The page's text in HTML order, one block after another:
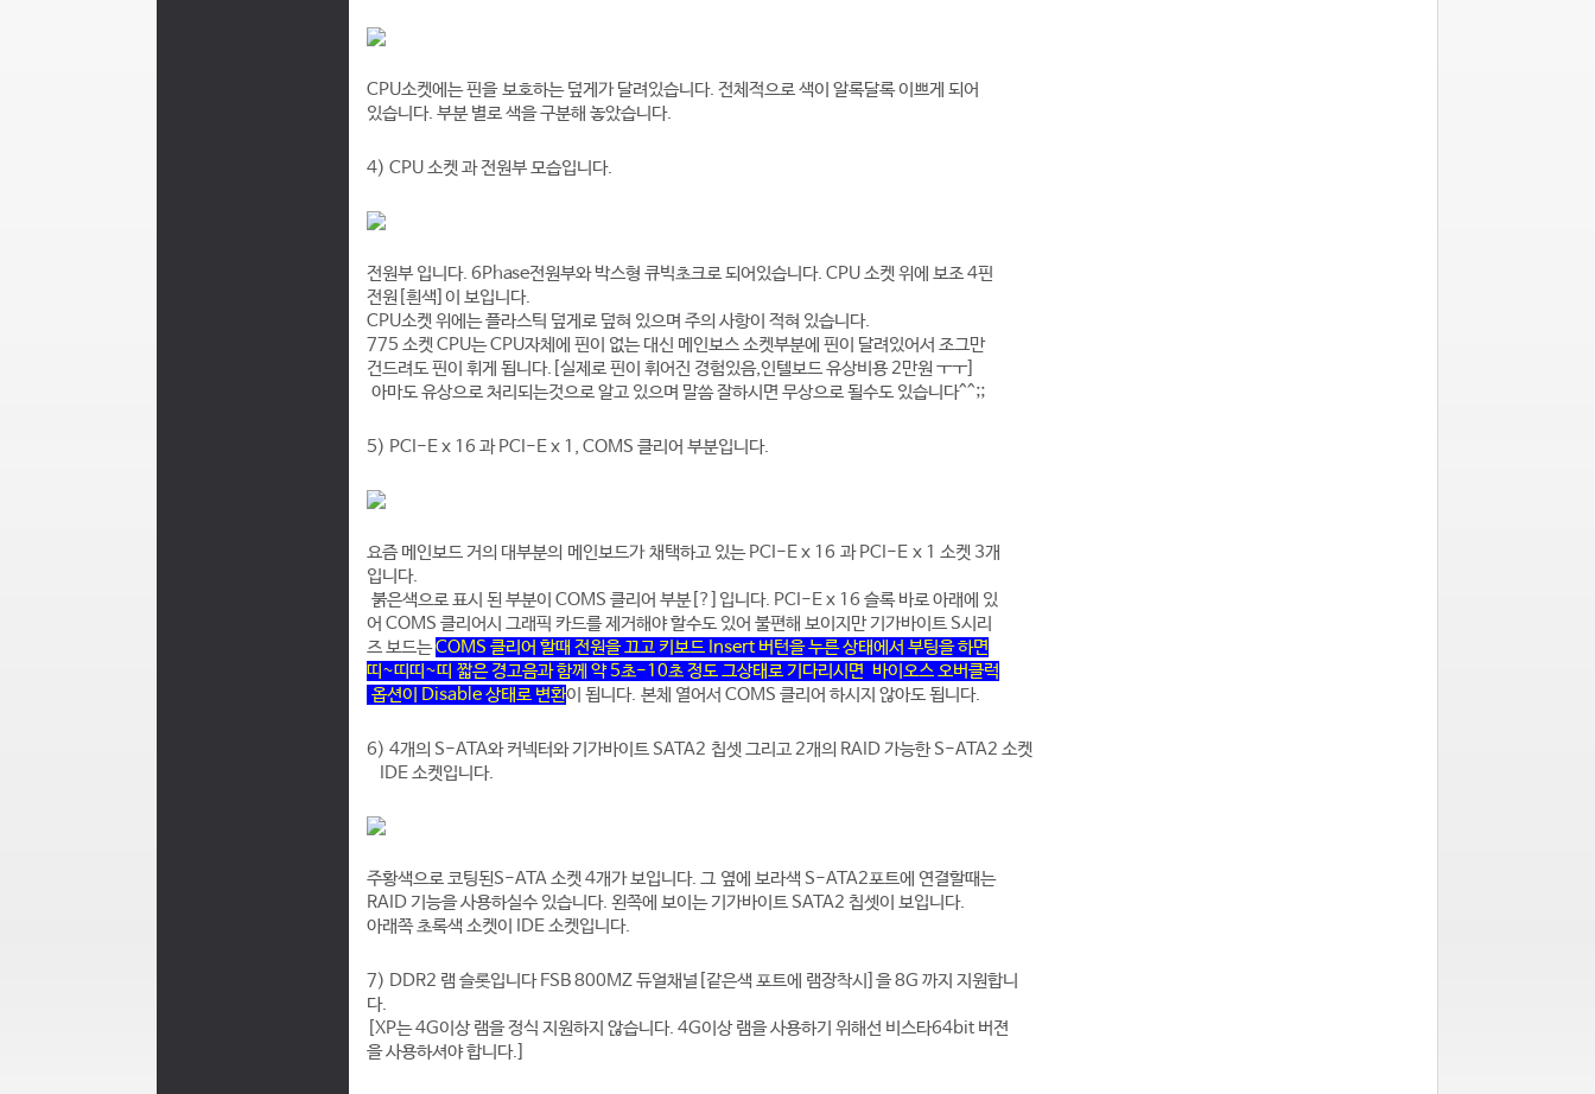
CPU소켓에는 핀을 보호하는 덮게가 달려있습니다. 전체적으로 색이 알록달록 이쁘게 되어
있습니다. 부분 별로 색을 구분해 놓았습니다.
4) CPU 소켓 과 전원부 모습입니다.
전원부 입니다. 6Phase전원부와 박스형 큐빅초크로 되어있습니다. CPU 소켓 위에 보조 4핀
전원[흰색] 이 보입니다.
CPU소켓 위에는 플라스틱 덮게로 덮혀 있으며 주의 사항이 적혀 있습니다.
775 소켓 CPU는 CPU자체에 핀이 없는 대신 메인보스 소켓부분에 핀이 달려있어서 조그만
건드려도 핀이 휘게 됩니다.[실제로 핀이 휘어진 경험있음,인텔보드 유상비용 2만원 ㅜㅜ]
아마도 유상으로 처리되는것으로 알고 있으며 말씀 잘하시면 무상으로 될수도 있습니다^^;;
5) PCI-E x 16 과 PCI-Ex 1, COMS 클리어 부분입니다.
요즘 메인보드 거의 대부분의 메인보드가채택하고 있는 PCI-E x 16 과 PCI-E x 1 소켓 3개
입니다.
붉은색으로 표시 된 부분이 COMS 클리어 부분[?]입니다. PCI-E x 16 슬록 바로 아래에 있
어 COMS 클리어시 그래픽 카드를 제거해야 할수도 있어 불편해 보이지만 기가바이트 S시리
즈 보드는COMS 클리어 할때 전원을 끄고 키보드 Insert 버턴을 누른 상태에서 부팅을 하면
띠~띠띠~띠 짧은 경고음과 함께 약 5초-10초 정도 그상태로 기다리시면 바이오스 오버클럭
옵션이 Disable 상태로 변환이 됩니다. 본체 열어서 COMS 클리어 하시지 않아도 됩니 다.
6) 4개의 S-ATA와 커넥터와 기가바이트 SATA2 칩셋 그리고 2개의 RAID 가능한 S-ATA2 소켓
IDE 소켓입니다.
주황색으로 코팅된S-ATA 소켓 4개가 보입니다. 그 옆에 보라색 S-ATA2포트에 연결할때는
RAID 기능을 사용하실수 있습니다. 왼쪽에 보이는 기가바이트 SATA2 칩셋이 보입니다.
아래쪽 초록색 소켓이 IDE 소켓입니다.
7) DDR2 램 슬롯입니다 FSB 800MZ 듀얼채널[같은색 포트에 램장착시
을 8G 까지 지원합니
다.
[XP는 4G이상 램을 정식 지원하지 않습니다. 4G이상 램을 사용하기 위해선 비스타64bit 버젼
을 사용하셔야 합니다.